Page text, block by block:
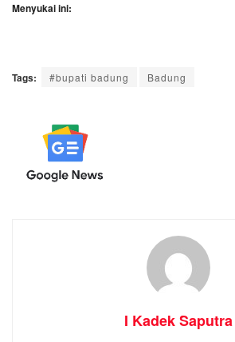
Menyukai ini:
Tags: #bupati badung Badung
I Kadek Saputra